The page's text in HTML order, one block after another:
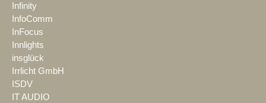
Infinity
InfoComm
InFocus
Innlights
insglück
Irrlicht GmbH
ISDV
IT AUDIO